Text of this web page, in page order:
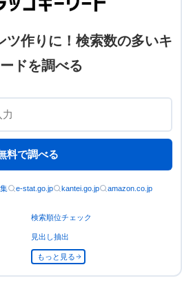
ツ作りに！検索数の多いキ
ドを調べる
料で調べる
e-stat.go.jp kantei.go.jp amazon.co.jp
検索順位チェック
見出し抽出
もっと見る